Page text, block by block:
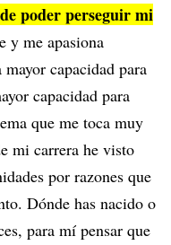
poder perseguir mi
y me apasiona
capacidad para
capacidad para
que me toca muy
mi carrera he visto
por razones que
Dónde has nacido o
para mí pensar que